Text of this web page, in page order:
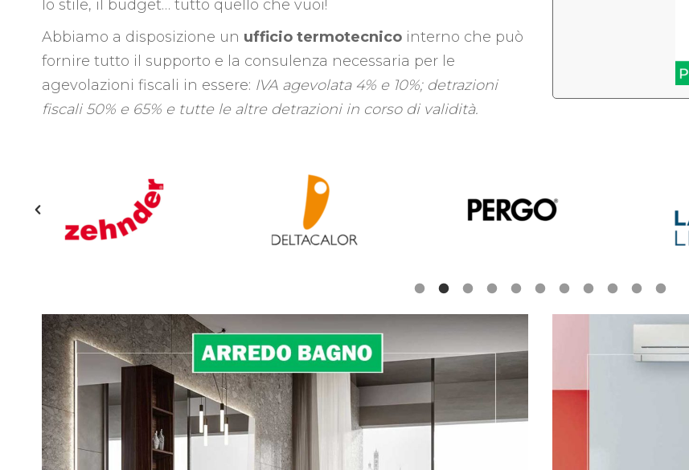
lo stile, il budget… tutto quello che vuoi!
Abbiamo a disposizione un ufficio termotecnico interno che può
fornire tutto il supporto e la consulenza necessaria per le
agevolazioni fiscali in essere: IVA agevolata 4% e 10%; detrazioni
fiscali 50% e 65% e tutte le altre detrazioni in corso di validità.